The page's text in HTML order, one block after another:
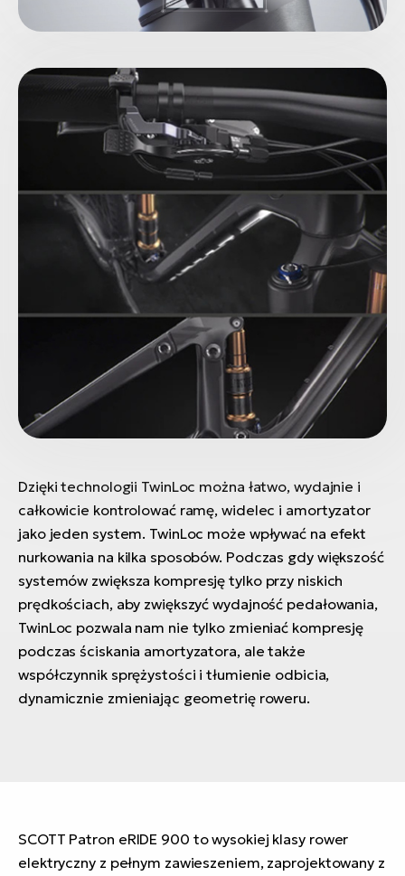
Dzięki technologii TwinLoc można łatwo, wydajnie i
całkowicie kontrolować ramę, widelec i amortyzator
jako jeden system. TwinLoc może wpływać na efekt
nurkowania na kilka sposobów. Podczas gdy większość
systemów zwiększa kompresję tylko przy niskich
prędkościach, aby zwiększyć wydajność pedałowania,
TwinLoc pozwala nam nie tylko zmieniać kompresję
podczas ściskania amortyzatora, ale także
współczynnik sprężystości i tłumienie odbicia,
dynamicznie zmieniając geometrię roweru.
SCOTT Patron eRIDE 900 to wysokiej klasy rower
elektryczny z pełnym zawieszeniem, zaprojektowany z